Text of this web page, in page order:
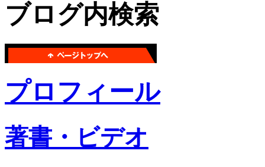
ブログ内検索
プロフィール
著書・ビデオ